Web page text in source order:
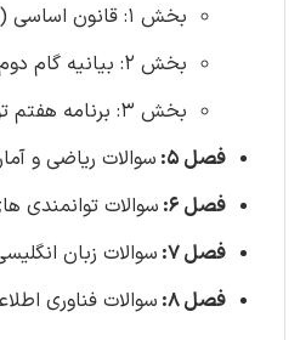
بخش 1: قانون اساسی (20 سوال)
بخش 2: بیانیه گام دوم (20 سوال)
بخش 3: برنامه هفتم توسعه (20 سوال)
فصل 5:
سوالات ریاضی و آمار
فصل 6:
سوالات توانمندی های
فصل 7:
سوالات زبان انگلیسی
فصل 8:
سوالات فناوری اطلاعات -